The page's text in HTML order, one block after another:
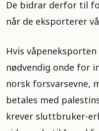
De bidrar derfor til
når de eksporterer
Hvis
nødvendig onde for
norsk forsvarsevne,
betales med
krever sluttbruker-